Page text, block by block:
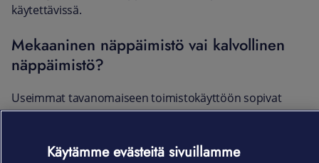
käytettävissä.
Mekaaninen näppäimistö vai kalvollinen
näppäimistö?
Useimmat tavanomaiseen toimistokäyttöön sopivat
näppäimistöt ovat niin sanottuja kalvollisia
silkkisen pehmeä, näpyttelyääni hiljainen ja hinta
Käytämme evästeitä sivuillamme